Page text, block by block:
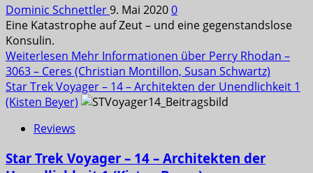
Dominic Schnettler9. Mai 20200
Eine Katastrophe auf Zeut – und eine gegenstandslose
Konsulin.
Weiterlesen Mehr Informationen über Perry Rhodan –
3063 – Ceres (Christian Montillon, Susan Schwartz)
Star Trek Voyager – 14 – Architekten der Unendlichkeit 1
(Kisten Beyer)
Reviews
Star Trek Voyager – 14 – Architekten der